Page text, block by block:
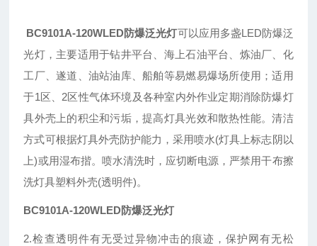
BC9101A-120WLED防爆泛光灯可以应用多盏LED防爆泛
光灯，主要适用于钻井平台、海上石油平台、炼油厂、化
工厂、遂道、油站油库、船舶等易燃易爆场所使用；适用
于1区、2区性气体环境及各种室内外作业定期消除防爆灯
具外壳上的积尘和污垢，提高灯具光效和散热性能。清洁
方式可根据灯具外壳防护能力，采用喷水(灯具上标志阴以
上)或用湿布揩。喷水清洗时，应切断电源，严禁用干布擦
洗灯具塑料外壳(透明件)。
BC9101A-120WLED防爆泛光灯
2.检查透明件有无受过异物冲击的痕迹，保护网有无松